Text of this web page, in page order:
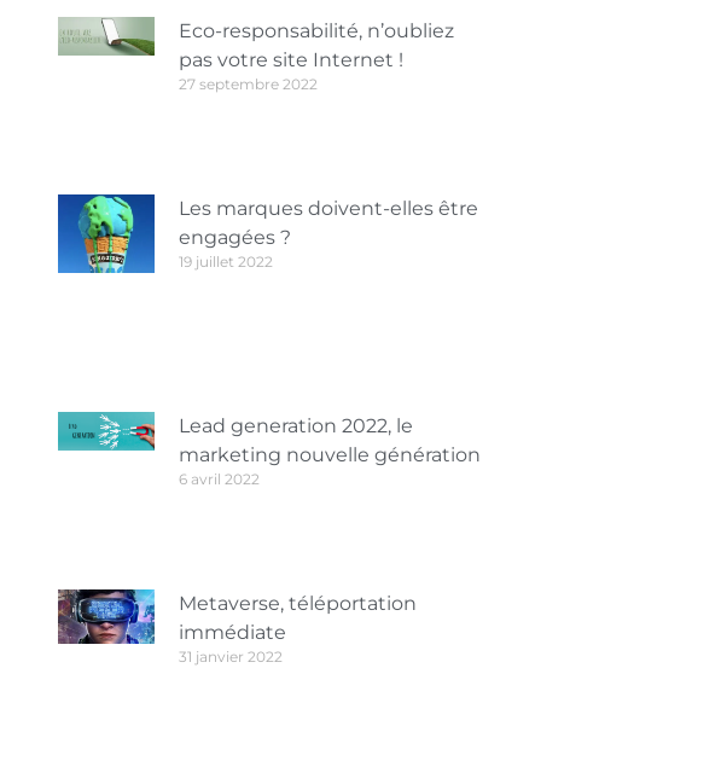
Eco-responsabilité, n’oubliez
pas votre site Internet !
27 septembre 2022
Les marques doivent-elles être
engagées ?
19 juillet 2022
Lead generation 2022, le
marketing nouvelle génération
6 avril 2022
Metaverse, téléportation
immédiate
31 janvier 2022